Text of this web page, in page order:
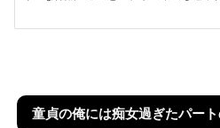
童貞の俺には痴女過ぎたパー